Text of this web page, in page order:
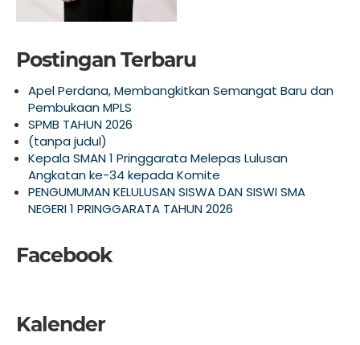
Postingan Terbaru
Apel Perdana, Membangkitkan Semangat Baru dan
Pembukaan MPLS
SPMB TAHUN 2026
(tanpa judul)
Kepala SMAN 1 Pringgarata Melepas Lulusan
Angkatan ke-34 kepada Komite
PENGUMUMAN KELULUSAN SISWA DAN SISWI SMA
NEGERI 1 PRINGGARATA TAHUN 2026
Facebook
Kalender